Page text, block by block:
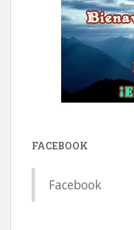
FACEBOOK
Facebook